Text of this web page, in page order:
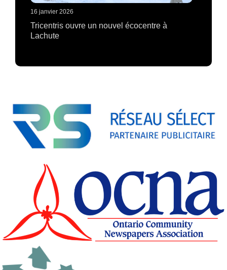
16 janvier 2026
Tricentris ouvre un nouvel écocentre à
Lachute